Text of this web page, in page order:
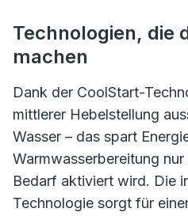
Technologien, die
machen
Dank der CoolStart-
mittlerer Hebelstellung
Wasser – das spart
Warmwasserbereitung
Bedarf aktiviert wird. Die
Technologie sorgt für